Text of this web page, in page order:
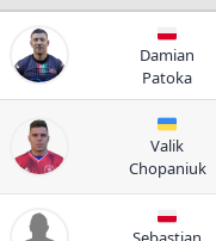
Damian
Patoka
Valik
Chopaniuk